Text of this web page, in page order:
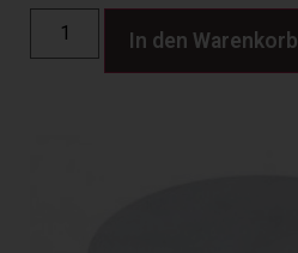
In den Warenkorb